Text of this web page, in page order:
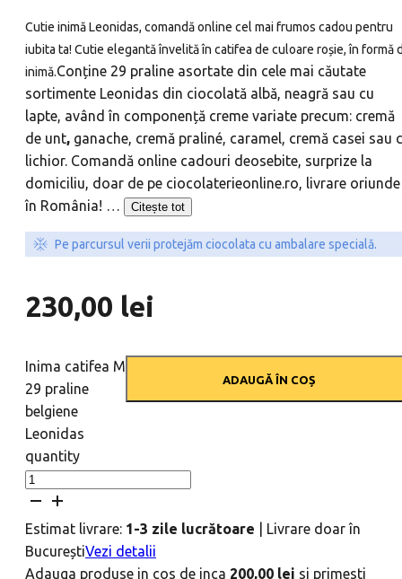
Cutie inimă Leonidas, comandă online cel mai frumos cadou pentru
iubita ta! Cutie elegantă învelită în catifea de culoare roșie, în formă
inimă.Conține 29 praline asortate din cele mai căutate
sortimente Leonidas din ciocolată albă, neagră sau cu
lapte, având în componență creme variate precum: cremă
de unt, ganache, cremă praliné, caramel, cremă casei sau
lichior. Comandă online cadouri deosebite, surprize la
domiciliu, doar de pe ciocolaterieonline.ro, livrare oriunde
în România! … Citește tot
Pe parcursul verii protejăm ciocolata cu ambalare specială.
230,00 lei
Inima catifea M
29 praline
belgiene
Leonidas
quantity
ADAUGĂ ÎN COȘ
Estimat livrare: 1-3 zile lucrătoare
Livrare doar în
BucureștiVezi detalii
Adauga produse in cos de inca 200,00 lei si primesti